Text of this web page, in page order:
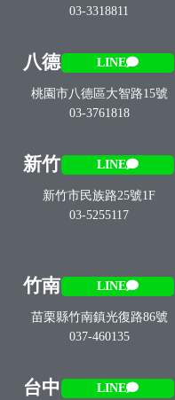
03-3318811
八德 LINE
桃園市八德區大智路15號
03-3761818
新竹 LINE
新竹市民族路25號1F
03-5255117
竹南 LINE
苗栗縣竹南鎮光復路86號
037-460135
台中 LINE